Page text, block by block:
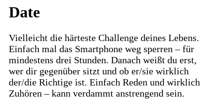
Date
Vielleicht die härteste Challenge deines Lebens.
Einfach mal das Smartphone weg sperren – für
mindestens drei Stunden. Danach weißt du erst,
wer dir gegenüber sitzt und ob er/sie wirklich
der/die Richtige ist. Einfach Reden und wirklich
Zuhören – kann verdammt anstrengend sein.